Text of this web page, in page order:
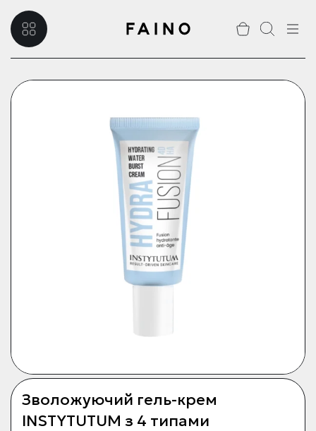
Зволожуючий гель-крем
INSTYTUTUM з 4 типами